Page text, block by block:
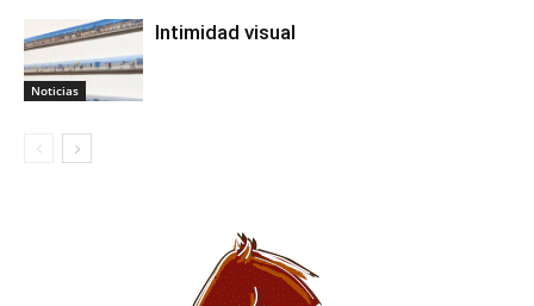
Noticias
Intimidad visual